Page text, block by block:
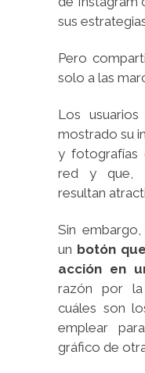
sus
Pero
solo a las
Los
mostrado su
y fotografías
red y que,
resultan
Sin
un botón
acción en
razón por
cuáles son
emplear
gráfico de